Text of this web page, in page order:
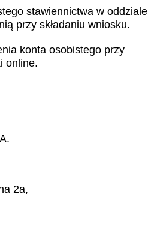
stawiennictwa w oddziale
przy składaniu wniosku.
konta osobistego przy
online.
2a,